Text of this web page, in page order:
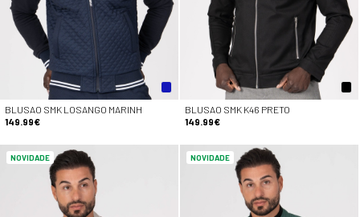
BLUSAO SMK LOSANGO MARINH
149.99€
BLUSAO SMK K46 PRETO
149.99€
NOVIDADE NOVIDADE